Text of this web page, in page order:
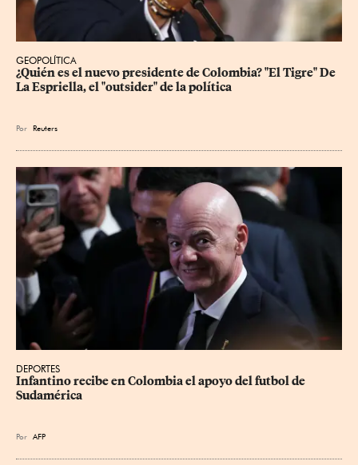
GEOPOLÍTICA
¿Quién es el nuevo presidente de Colombia? "El Tigre" De
La Espriella, el "outsider" de la política
Por Reuters
DEPORTES
Infantino recibe en Colombia el apoyo del futbol de
Sudamérica
Por AFP